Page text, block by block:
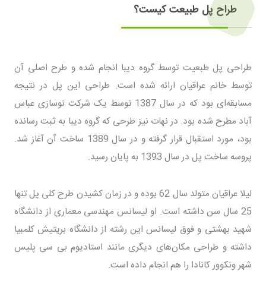
طراح پل طبیعت کیست؟
طراحی پل طبعیت توسط گروه دیبا انجام شده و طرح اصلی آن
توسط خانم عراقیان ارائه شده است. طراحی این پل در نتیجه
مسابقه‌ای بود که در سال 1387 توسط یک شرکت نوسازی عباس
آباد مطرح شده بود. در نهات نیز طرحی که گروه دیبا به ثبت رسانده
بود، مورد استقبال قرار گرفته و در سال 1389 ساخت آن آغاز شد.
پروسه ساخت پل در سال 1393 به پایان رسید.
لیلا عراقیان متولد سال 62 بوده و در زمان کشیدن طرح کلی پل تنها
25 سال سن داشته است. او لیسانس مهندسی معماری از دانشگاه
شهید بهشتی و فوق لیسانس این رشته از دانشگاه بریتیش کلمبیا
داشته و طراحی مکان‌های دیگری مانند استادیوم بی سی پلیس
شهر ونکوور کانادا را هم انجام داده است.